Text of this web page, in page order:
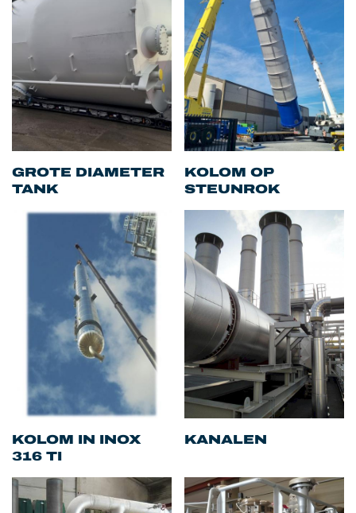
GROTE DIAMETER
TANK
KOLOM OP
STEUNROK
KOLOM IN INOX
316 TI
KANALEN